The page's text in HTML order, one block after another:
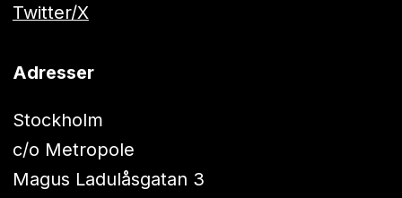
Twitter/X
Adresser
Stockholm
c/o Metropole
Magus Ladulåsgatan 3